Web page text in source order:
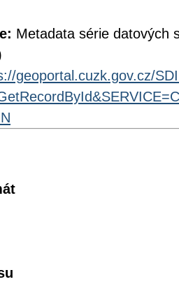
Metadata série datových
geoportal.cuzk.gov.cz/